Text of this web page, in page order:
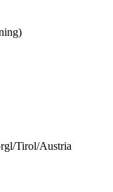
Tirol/Austria